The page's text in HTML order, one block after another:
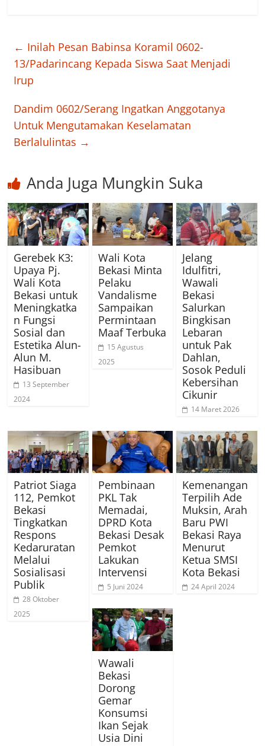
← Inilah Pesan Babinsa Koramil 0602-
13/Padarincang Kepada Siswa Saat Menjadi
Irup
Dandim 0602/Serang Ingatkan Anggotanya
Untuk Mengutamakan Keselamatan
Berlalulintas →
Anda Juga Mungkin Suka
Gerebek K3:
Upaya Pj.
Wali Kota
Bekasi untuk
Meningkatka
n Fungsi
Sosial dan
Estetika Alun-
Alun M.
Hasibuan
13 September
2024
Wali Kota
Bekasi Minta
Pelaku
Vandalisme
Sampaikan
Permintaan
Maaf Terbuka
15 Agustus
2025
Jelang
Idulfitri,
Wawali
Bekasi
Salurkan
Bingkisan
Lebaran
untuk Pak
Dahlan,
Sosok Peduli
Kebersihan
Cikunir
14 Maret 2026
Patriot Siaga
112, Pemkot
Bekasi
Tingkatkan
Respons
Kedaruratan
Melalui
Sosialisasi
Publik
28 Oktober
2025
Pembinaan
PKL Tak
Memadai,
DPRD Kota
Bekasi Desak
Pemkot
Lakukan
Intervensi
5 Juni 2024
Kemenangan
Terpilih Ade
Muksin, Arah
Baru PWI
Bekasi Raya
Menurut
Ketua SMSI
Kota Bekasi
24 April 2024
Wawali
Bekasi
Dorong
Gemar
Konsumsi
Ikan Sejak
Usia Dini